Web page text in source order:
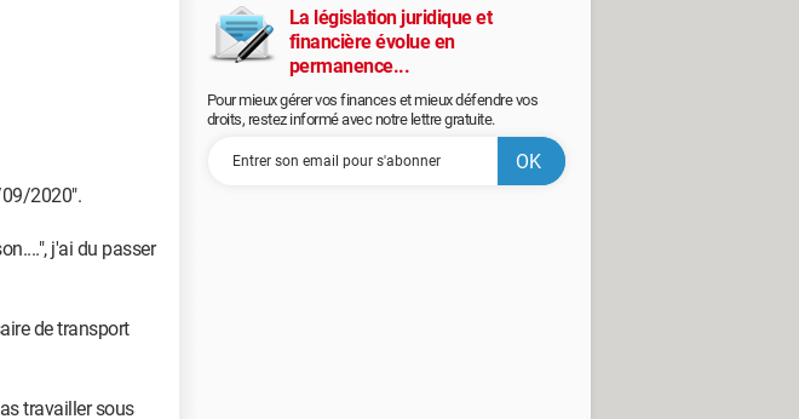
09/2020".
j'ai du passer
de transport
travailler sous
La législation juridique et
financière évolue en
permanence...
Pour mieux gérer vos finances et mieux défendre vos
droits, restez informé avec notre lettre gratuite.